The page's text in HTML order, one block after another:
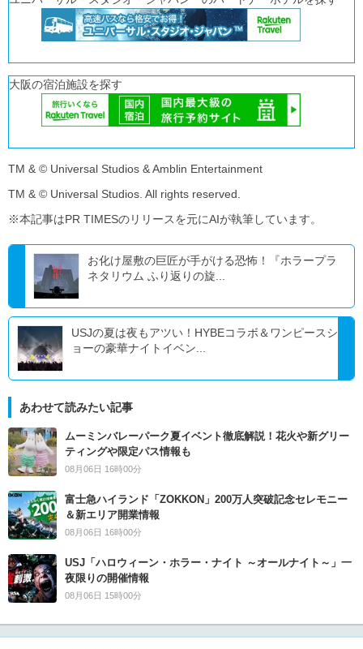
大阪の宿泊施設を探す
TM & © Universal Studios & Amblin Entertainment
TM & © Universal Studios. All rights reserved.
※本記事はPR TIMESのリリースを元にAIが執筆しています。
お化け屋敷の巨匠が手がける恐怖！『ホラープラ
ネタリウム ふり返りの旋...
USJの夏は夜もアツい！HYBEコラボ＆ワンピースシ
ョーの豪華ナイトイベン...
あわせて読みたい記事
ムーミンバレーパーク夏イベント徹底解説！花火や新グリー
ティングや限定パス情報も
08月06日 16時00分
富士急ハイランド「ZOKKON」200万人突破記念セレモニー
＆新エリア開業情報
08月06日 16時00分
USJ「ハロウィーン・ホラー・ナイト ～オールナイト～」一
夜限りの開催情報
08月06日 15時00分